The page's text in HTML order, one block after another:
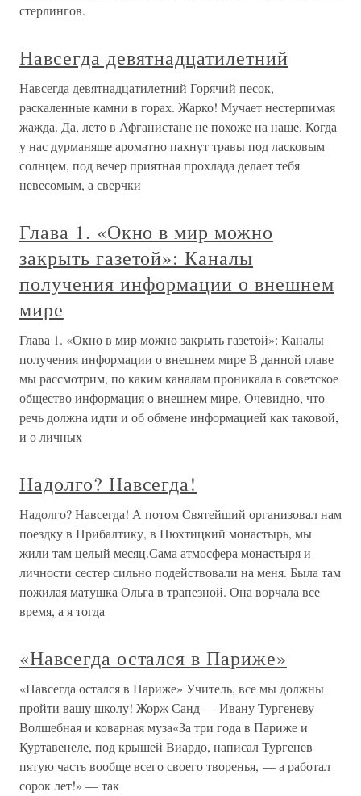
стерлингов.
Навсегда девятнадцатилетний
Навсегда девятнадцатилетний Горячий песок,
раскаленные камни в горах. Жарко! Мучает нестерпимая
жажда. Да, лето в Афганистане не похоже на наше. Когда
у нас дурманяще ароматно пахнут травы под ласковым
солнцем, под вечер приятная прохлада делает тебя
невесомым, а сверчки
Глава 1. «Окно в мир можно
закрыть газетой»: Каналы
получения информации о внешнем
мире
Глава 1. «Окно в мир можно закрыть газетой»: Каналы
получения информации о внешнем мире В данной главе
мы рассмотрим, по каким каналам проникала в советское
общество информация о внешнем мире. Очевидно, что
речь должна идти и об обмене информацией как таковой,
и о личных
Надолго? Навсегда!
Надолго? Навсегда! А потом Святейший организовал нам
поездку в Прибалтику, в Пюхтицкий монастырь, мы
жили там целый месяц.Сама атмосфера монастыря и
личности сестер сильно подействовали на меня. Была там
пожилая матушка Ольга в трапезной. Она ворчала все
время, а я тогда
«Навсегда остался в Париже»
«Навсегда остался в Париже» Учитель, все мы должны
пройти вашу школу! Жорж Санд — Ивану Тургеневу
Волшебная и коварная муза«За три года в Париже и
Куртавенеле, под крышей Виардо, написал Тургенев
пятую часть вообще всего своего творенья, — а работал
сорок лет!» — так